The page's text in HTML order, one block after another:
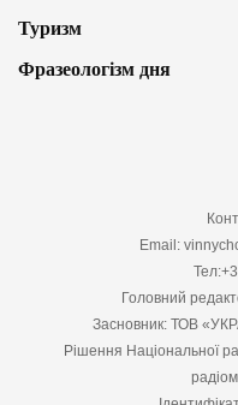
Туризм
Фразеологізм дня
Email:
Головний
Засновник: ТОВ
Рішення Національної